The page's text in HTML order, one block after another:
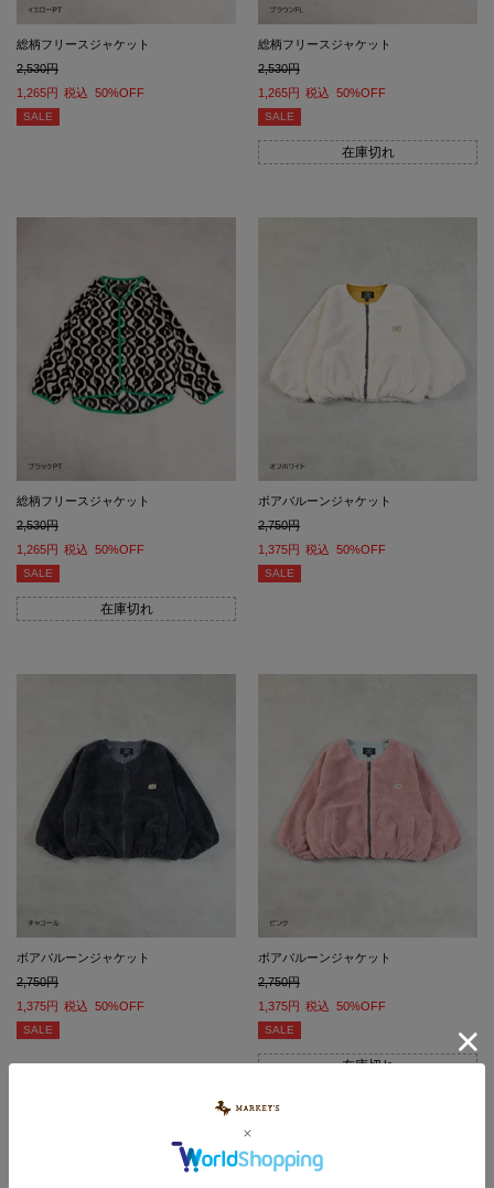
総柄フリースジャケット
2,530
1,265
税込 50%OFF
SALE
総柄フリースジャケット
2,530
1,265
税込 50%OFF
SALE
在庫切れ
総柄フリースジャケット
2,530
1,265
税込 50%OFF
SALE
在庫切れ
ボアバルーンジャケット
2,750
1,375
税込 50%OFF
SALE
ボアバルーンジャケット
2,750
1,375
税込 50%OFF
SALE
ボアバルーンジャケット
2,750
1,375
税込 50%OFF
SALE
在庫切れ